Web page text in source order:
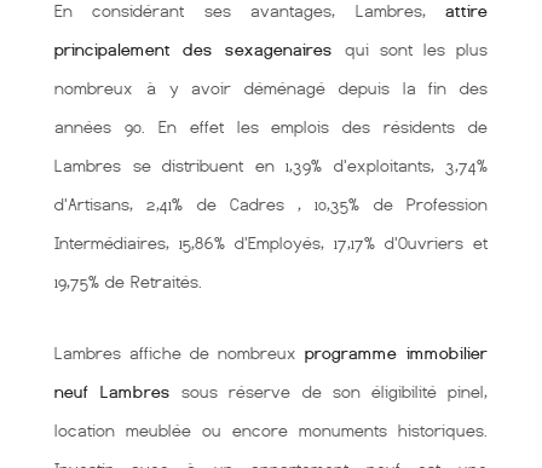
En considérant ses avantages, Lambres, attire
principalement des sexagenaires qui sont les plus
nombreux à y avoir déménagé depuis la fin des
années 90. En effet les emplois des résidents de
Lambres se distribuent en 1,39% d'exploitants, 3,74%
d'Artisans, 2,41% de Cadres , 10,35% de Profession
Intermédiaires, 15,86% d'Employés, 17,17% d'Ouvriers et
19,75% de Retraités.
Lambres affiche de nombreux programme immobilier
neuf Lambres sous réserve de son éligibilité pinel,
location meublée ou encore monuments historiques.